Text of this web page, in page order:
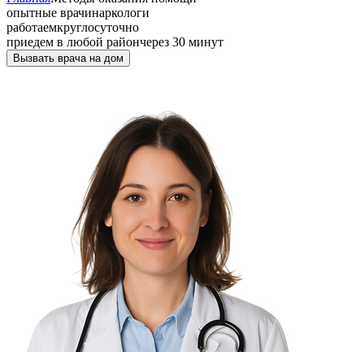
опытные врачинаркологи
работаемкруглосуточно
приедем в любой райончерез 30 минут
Вызвать врача на дом